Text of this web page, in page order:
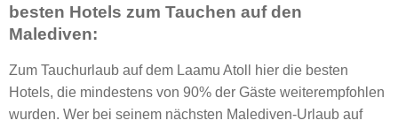
besten Hotels zum Tauchen auf den
Malediven:
Zum Tauchurlaub auf dem Laamu Atoll hier die besten
Hotels, die mindestens von 90% der Gäste weiterempfohlen
wurden. Wer bei seinem nächsten Malediven-Urlaub auf